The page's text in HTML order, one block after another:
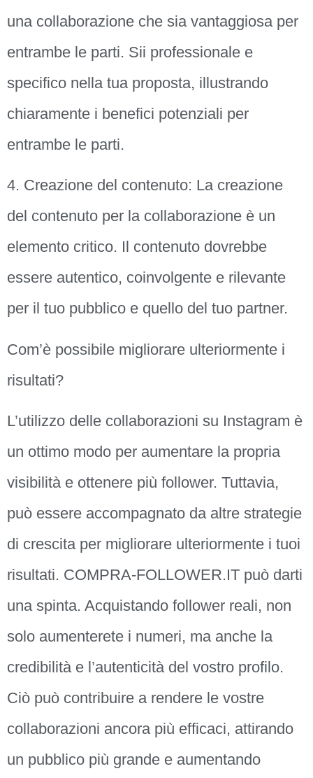
una collaborazione che sia vantaggiosa per
entrambe le parti. Sii professionale e
specifico nella tua proposta, illustrando
chiaramente i benefici potenziali per
entrambe le parti.
4. Creazione del contenuto: La creazione
del contenuto per la collaborazione è un
elemento critico. Il contenuto dovrebbe
essere autentico, coinvolgente e rilevante
per il tuo pubblico e quello del tuo partner.
Com’è possibile migliorare ulteriormente i
risultati?
L’utilizzo delle collaborazioni su Instagram è
un ottimo modo per aumentare la propria
visibilità e ottenere più follower. Tuttavia,
può essere accompagnato da altre strategie
di crescita per migliorare ulteriormente i tuoi
risultati. COMPRA-FOLLOWER.IT può darti
una spinta. Acquistando follower reali, non
solo aumenterete i numeri, ma anche la
credibilità e l’autenticità del vostro profilo.
Ciò può contribuire a rendere le vostre
collaborazioni ancora più efficaci, attirando
un pubblico più grande e aumentando